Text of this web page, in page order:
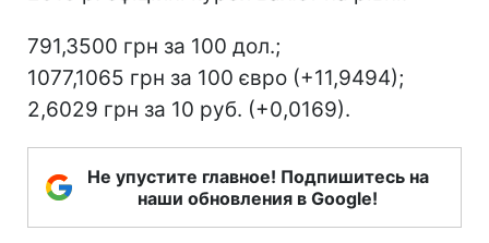
791,3500 грн за 100 дол.;
1077,1065 грн за 100 євро (+11,9494);
2,6029 грн за 10 руб. (+0,0169).
Не упустите главное! Подпишитесь на
наши обновления в Google!